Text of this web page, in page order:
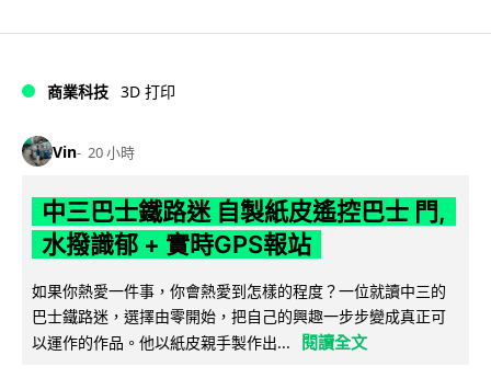
商業科技 3D 打印
Vin 20 小時
中三巴士鐵路迷 自製紙皮遙控巴士 門,
水撥識郁 + 實時GPS報站
如果你熱愛一件事，你會熱愛到怎樣的程度？一位就讀中三的
巴士鐵路迷，選擇由零開始，把自己的興趣一步步變成真正可
以運作的作品。他以紙皮親手製作出...
閱讀全文